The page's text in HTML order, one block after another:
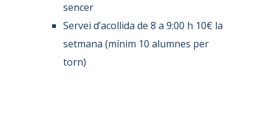
sencer
Servei d’acollida de 8 a 9:00 h 10€ la
setmana (mínim 10 alumnes per
torn)